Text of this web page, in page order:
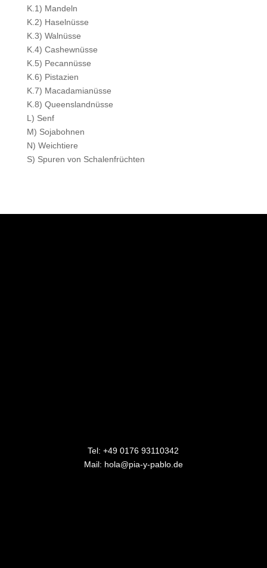
K.1) Mandeln
K.2) Haselnüsse
K.3) Walnüsse
K.4) Cashewnüsse
K.5) Pecannüsse
K.6) Pistazien
K.7) Macadamianüsse
K.8) Queenslandnüsse
L) Senf
M) Sojabohnen
N) Weichtiere
S) Spuren von Schalenfrüchten
Tel:+49 0176 93110342
Mail: hola@pia-y-pablo.de